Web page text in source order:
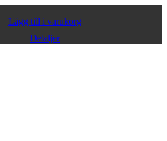
Lägg till i varukorg
Detaljer